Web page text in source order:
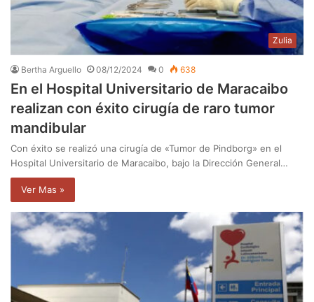
Zulia
Bertha Arguello 08/12/2024 0 638
En el Hospital Universitario de Maracaibo
realizan con éxito cirugía de raro tumor
mandibular
Con éxito se realizó una cirugía de «Tumor de Pindborg» en el
Hospital Universitario de Maracaibo, bajo la Dirección General…
Ver Mas »